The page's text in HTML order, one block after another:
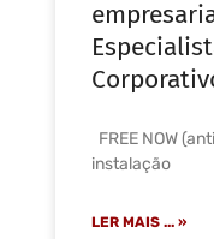
FREE NOW
instalação
LER MAIS ... »